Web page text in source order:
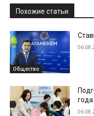
Похожие статьи
Общество
года